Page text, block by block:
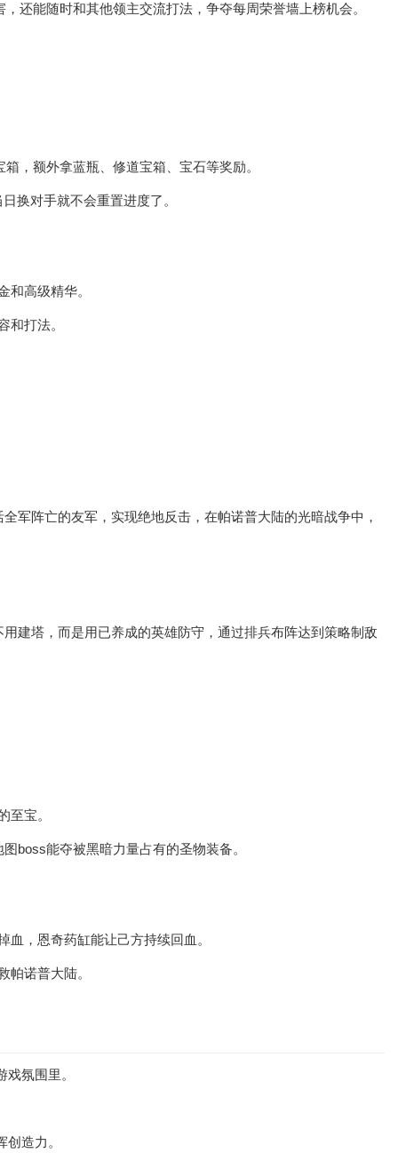
还能随时和其他领主交流打法，争夺每周荣誉墙上榜机会。
，额外拿蓝瓶、修道宝箱、宝石等奖励。
换对手就不会重置进度了。
和高级精华。
和打法。
军阵亡的友军，实现绝地反击，在帕诺普大陆的光暗战争中，
建塔，而是用已养成的英雄防守，通过排兵布阵达到策略制敌
至宝。
boss能夺被黑暗力量占有的圣物装备。
，恩奇药缸能让己方持续回血。
帕诺普大陆。
氛围里。
造力。